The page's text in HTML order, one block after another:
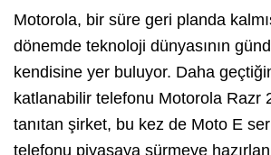
Motorola, bir süre geri planda
dönemde teknoloji dünyasının
kendisine yer buluyor. Daha
katlanabilir telefonu Motorola Razr
tanıtan şirket, bu kez de Moto E
telefonu piyasaya sürmeye